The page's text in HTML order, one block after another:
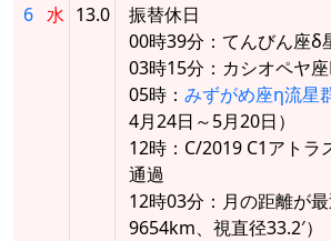
6 水 13.0
振替休日
00時39分：てんびん座δ
03時15分：カシオペヤ
05時： みずがめ座η流星
4月24日～5月20日）
12時：C/2019 C1アトラ
通過
12時03分：月の距離が
9654km、視直径33.2′）